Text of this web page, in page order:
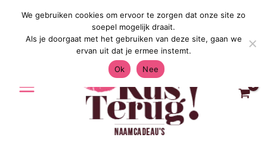
Gratis Verzending in Nederland &
We gebruiken cookies om ervoor te zorgen dat onze site zo
soepel mogelijk draait.
Als je doorgaat met het gebruiken van deze site, gaan we
ervan uit dat je ermee instemt.
Ok
Nee